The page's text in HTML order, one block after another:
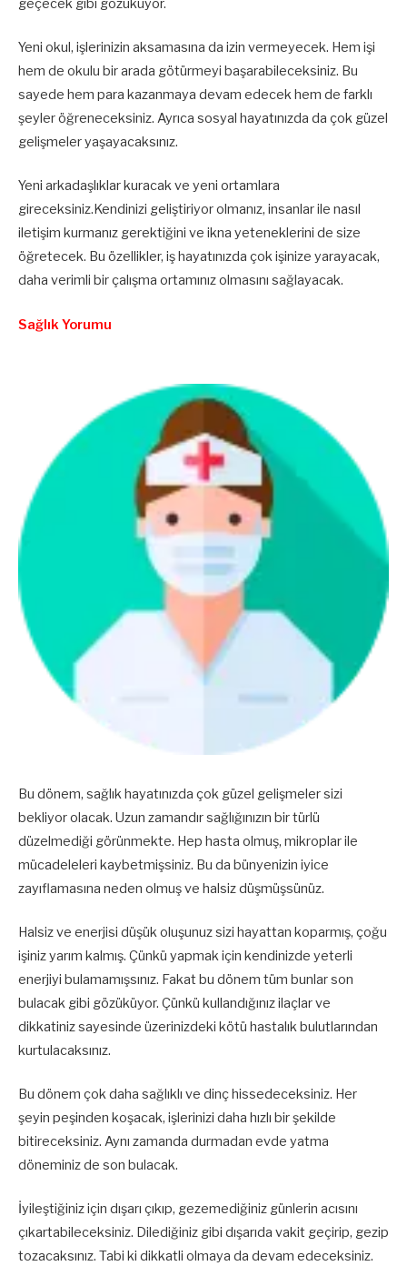
geçecek gibi gözüküyor.
Yeni okul, işlerinizin aksamasına da izin vermeyecek. Hem işi
hem de okulu bir arada götürmeyi başarabileceksiniz. Bu
sayede hem para kazanmaya devam edecek hem de farklı
şeyler öğreneceksiniz. Ayrıca sosyal hayatınızda da çok güzel
gelişmeler yaşayacaksınız.
Yeni arkadaşlıklar kuracak ve yeni ortamlara
gireceksiniz.Kendinizi geliştiriyor olmanız, insanlar ile nasıl
iletişim kurmanız gerektiğini ve ikna yeteneklerini de size
öğretecek. Bu özellikler, iş hayatınızda çok işinize yarayacak,
daha verimli bir çalışma ortamınız olmasını sağlayacak.
Sağlık Yorumu
Bu dönem, sağlık hayatınızda çok güzel gelişmeler sizi
bekliyor olacak. Uzun zamandır sağlığınızın bir türlü
düzelmediği görünmekte. Hep hasta olmuş, mikroplar ile
mücadeleleri kaybetmişsiniz. Bu da bünyenizin iyice
zayıflamasına neden olmuş ve halsiz düşmüşsünüz.
Halsiz ve enerjisi düşük oluşunuz sizi hayattan koparmış, çoğu
işiniz yarım kalmış. Çünkü yapmak için kendinizde yeterli
enerjiyi bulamamışsınız. Fakat bu dönem tüm bunlar son
bulacak gibi gözüküyor. Çünkü kullandığınız ilaçlar ve
dikkatiniz sayesinde üzerinizdeki kötü hastalık bulutlarından
kurtulacaksınız.
Bu dönem çok daha sağlıklı ve dinç hissedeceksiniz. Her
şeyin peşinden koşacak, işlerinizi daha hızlı bir şekilde
bitireceksiniz. Aynı zamanda durmadan evde yatma
döneminiz de son bulacak.
İyileştiğiniz için dışarı çıkıp, gezemediğiniz günlerin acısını
çıkartabileceksiniz. Dilediğiniz gibi dışarıda vakit geçirip, gezip
tozacaksınız. Tabi ki dikkatli olmaya da devam edeceksiniz.